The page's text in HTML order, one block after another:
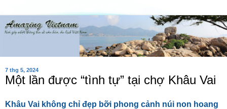
7 thg 5, 2024
Một lần được “tình tự” tại chợ Khâu Vai
Khâu Vai không chỉ đẹp bỡi phong cảnh núi non hoang